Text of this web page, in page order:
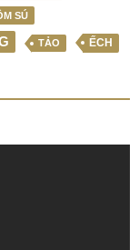
SÚ
TẢO ẾCH